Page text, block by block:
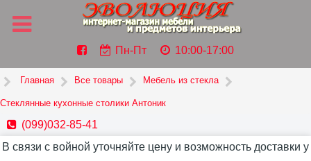
Пн-Пт 10:00-17:00
Главная Все товары Мебель из стекла
Стеклянные кухонные столики Антоник
(099)032-85-41
В связи с войной уточняйте цену и возможность доставки у